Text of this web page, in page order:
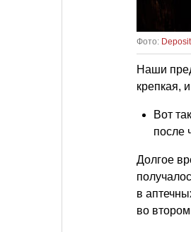
Фото:
Наши
крепкая,
Вот
после
Долгое
в
во